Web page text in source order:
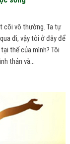
cõi vô thường. Ta tự
đi, vậy tôi ở đây để
thế của mình? Tôi
thản và...